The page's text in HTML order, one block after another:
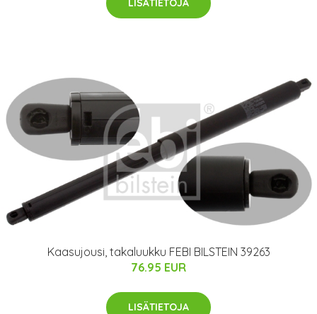
LISÄTIETOJA
Kaasujousi, takaluukku FEBI BILSTEIN 39263
76.95 EUR
LISÄTIETOJA